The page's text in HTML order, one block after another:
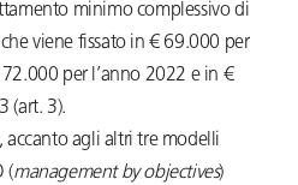
minimo complessivo di
viene fissato in € 69.000 per
72.000 per l’anno 2022 e in €
(art. 3).
accanto agli altri tre modelli
(management by objectives)